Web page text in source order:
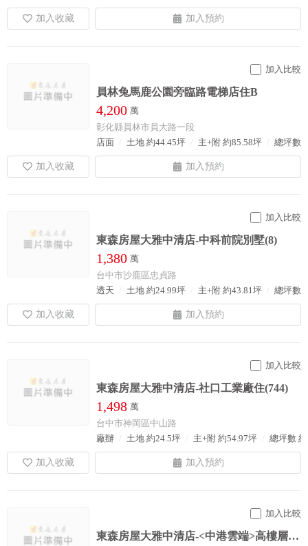
加入比較
員林兔馬鹿公園旁臨路電梯店住B
4,200 萬
彰化縣員林市員大路一段
店面
土地 約44.45坪 主+附 約85.58坪 總坪數
加入比較
東森房屋大雅中清店-中科前院別墅(8)
1,380 萬
台中市沙鹿區忠貞路
透天
土地 約24.99坪 主+附 約43.81坪 總坪數
加入比較
東森房屋大雅中清店-社口工業廠住(744)
1,498 萬
台中市神岡區中山路
廠辦
土地 約24.5坪 主+附 約54.97坪 總坪數
加入比較
東森房屋大雅中清店-<中港雲端>高樓層視野戶四房+平車(560)